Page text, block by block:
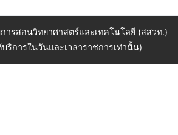
ารสอนวิทยาศาสตร์และเทคโนโลยี (สสวท.)
บริการในวันและเวลาราชการเท่านั้น)